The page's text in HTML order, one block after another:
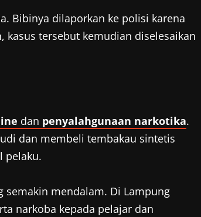
Bibinya dilaporkan ke polisi karena
tersebut kemudian diselesaikan
dan penyalahgunaan narkotika.
dan membeli tembakau sintetis
pelaku.
semakin mendalam. Di Lampung
narkoba kepada pelajar dan